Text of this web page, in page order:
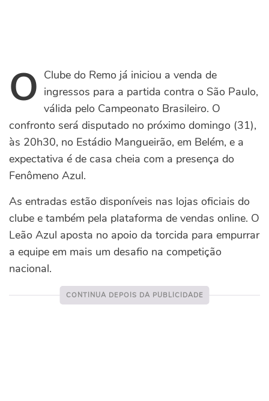
O Clube do Remo já iniciou a venda de
ingressos para a partida contra o São Paulo,
válida pelo Campeonato Brasileiro. O
confronto será disputado no próximo domingo (31),
às 20h30, no Estádio Mangueirão, em Belém, e a
expectativa é de casa cheia com a presença do
Fenômeno Azul.
As entradas estão disponíveis nas lojas oficiais do
clube e também pela plataforma de vendas online. O
Leão Azul aposta no apoio da torcida para empurrar
a equipe em mais um desafio na competição
nacional.